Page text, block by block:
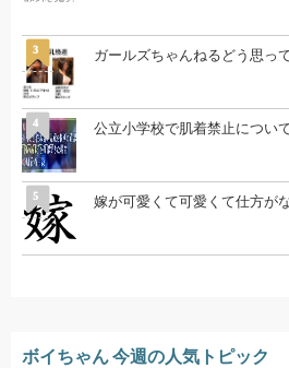
3 ガールズちゃんねるどう思っ
4 公立小学校で肌着禁止について
5 嫁が可愛くて可愛くて仕方が
ボイちゃん 今週の人気トピック